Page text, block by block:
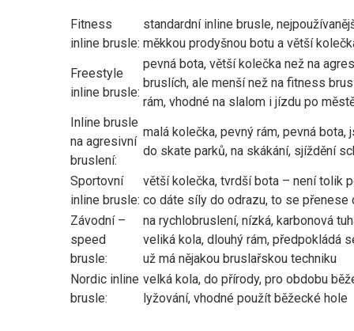
Fitness
inline brusle:
standardní inline brusle,
měkkou prodyšnou botu a větší
Freestyle
inline brusle:
pevná bota, větší kolečka než na
bruslích, ale menší než na fitness
rám, vhodné na slalom i jízdu po
Inline brusle
na agresivní
bruslení:
malá kolečka, pevný rám, pevná bota,
do skate parků, na skákání, sjíždění
Sportovní
inline brusle:
větší kolečka, tvrdší bota – není tolik
co dáte síly do odrazu, to se přenese
Závodní –
speed
brusle:
na rychlobruslení, nízká, karbonová
veliká kola, dlouhý rám, předpokládá
už má nějakou bruslařskou techniku
Nordic inline
brusle:
velká kola, do přírody, pro obdobu
lyžování, vhodné použít běžecké hole